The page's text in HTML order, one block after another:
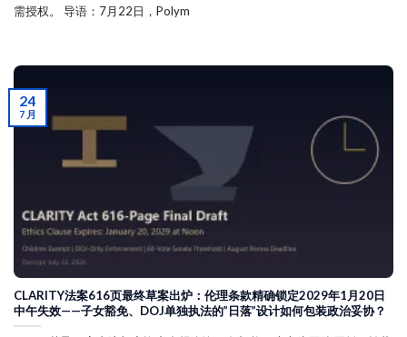
需授权。 导语：7月22日，Polym
CLARITY法案616页最终草案出炉：伦理条款精确锁定2029年1月20日
中午失效——子女豁免、DOJ单独执法的”日落”设计如何包装政治妥协？
24
7 月